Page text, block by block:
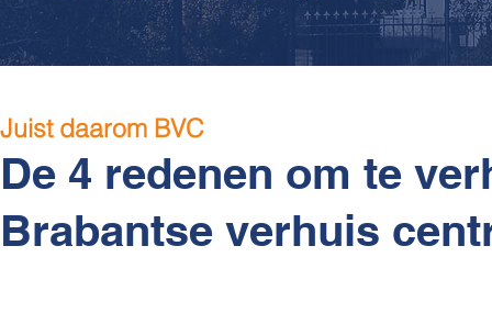
Juist daarom BVC
De 4 redenen om te
Brabantse verhuis